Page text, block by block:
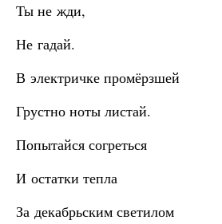
Ты не жди,
Не гадай.
В электричке промёрзшей
Грустно ноты листай.
Попытайся согреться
И остатки тепла
За декабрьским светилом